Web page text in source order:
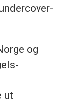
og
ut